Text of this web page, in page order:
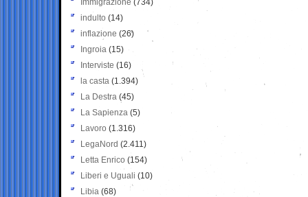
Immigrazione (734)
indulto (14)
inflazione (26)
Ingroia (15)
Interviste (16)
la casta (1.394)
La Destra (45)
La Sapienza (5)
Lavoro (1.316)
LegaNord (2.411)
Letta Enrico (154)
Liberi e Uguali (10)
Libia (68)